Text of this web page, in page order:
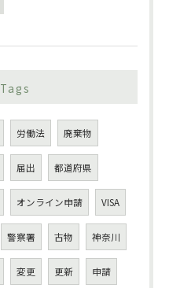
Tags
労働法 廃棄物
届出 都道府県
オンライン申請 VISA
警察署 古物 神奈川
変更 更新 申請